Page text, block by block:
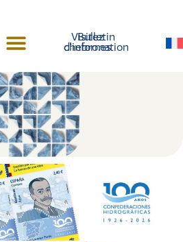
Bulletin
d'information
Visitez
chebro.es